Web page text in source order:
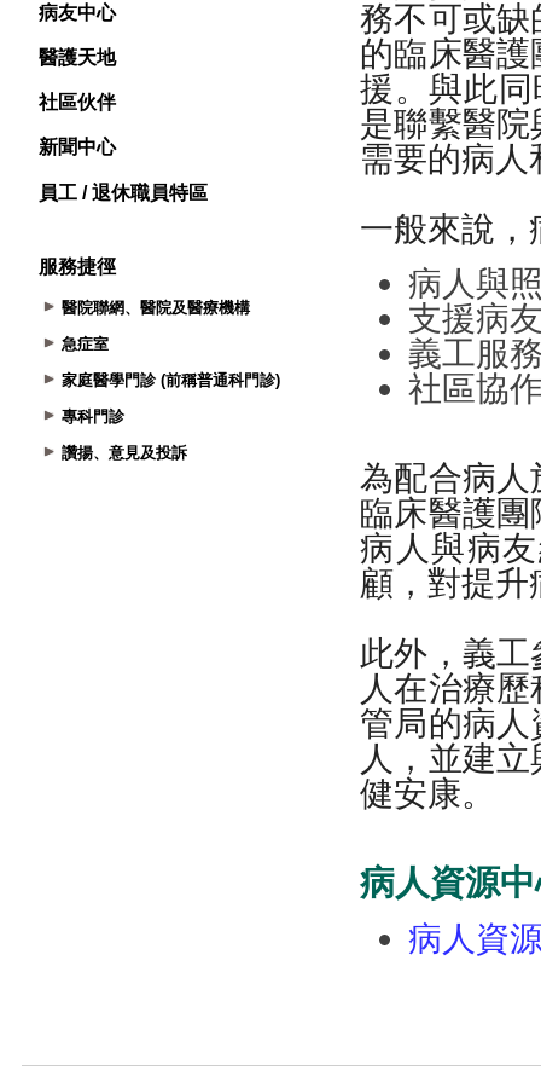
病友中心
醫護天地
社區伙伴
新聞中心
員工 / 退休職員特區
服務捷徑
醫院聯網、醫院及醫療機構
急症室
家庭醫學門診 (前稱普通科門診)
專科門診
讚揚、意見及投訴